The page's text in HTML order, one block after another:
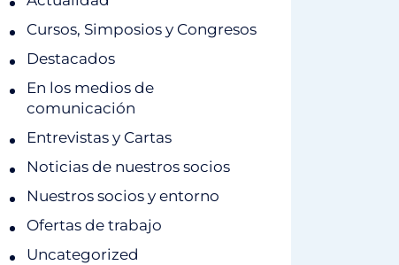
Cursos, Simposios y Congresos
Destacados
En los medios de
comunicación
Entrevistas y Cartas
Noticias de nuestros socios
Nuestros socios y entorno
Ofertas de trabajo
Uncategorized